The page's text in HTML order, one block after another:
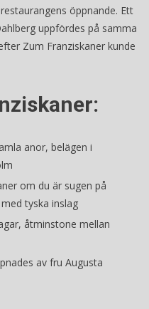
öppnande. Ett
uppfördes på samma
Zum Franziskaner kunde
anor, belägen i
om du är sugen på
tyska inslag
åtminstone mellan
av fru Augusta